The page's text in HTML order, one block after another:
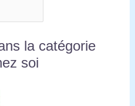
la catégorie
soi